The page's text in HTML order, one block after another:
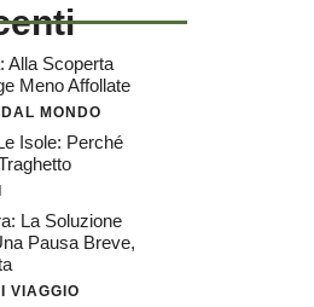
Alla Scoperta
Meno Affollate
MONDO
Isole: Perché
La Soluzione
Pausa Breve,
VIAGGIO